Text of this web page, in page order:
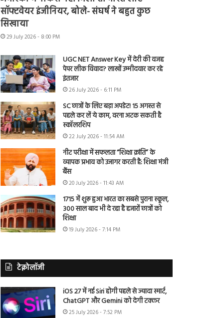
सॉफ्टवेयर इंजीनियर, बोले- संघर्ष ने बहुत कुछ
सिखाया
29 July 2026 - 8:00 PM
UGC NET Answer Key में देरी की वजह
पेपर लीक विवाद? लाखों उम्मीदवार कर रहे
इंतजार
26 July 2026 - 6:11 PM
SC छात्रों के लिए बड़ा अपडेट! 15 अगस्त से
पहले कर लें ये काम, वरना अटक सकती है
स्कॉलरशिप
22 July 2026 - 11:54 AM
नीट परीक्षा में सफलता “शिक्षा क्रांति” के
व्यापक प्रभाव को उजागर करती है: शिक्षा मंत्री
बैंस
20 July 2026 - 11:43 AM
1715 में शुरू हुआ भारत का सबसे पुराना स्कूल,
300 साल बाद भी दे रहा है हजारों छात्रों को
शिक्षा
19 July 2026 - 7:14 PM
टेक्नोलॉजी
iOS 27 में नई Siri होगी पहले से ज्यादा स्मार्ट,
ChatGPT और Gemini को देगी टक्कर
25 July 2026 - 7:52 PM